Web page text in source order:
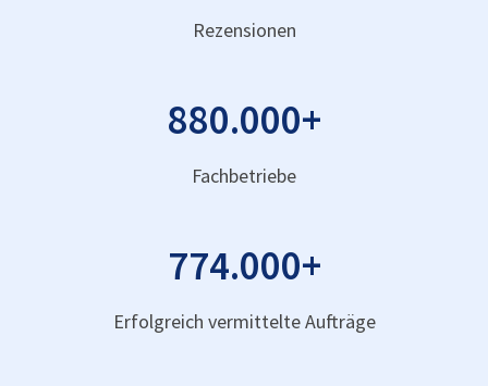
Rezensionen
880.000+
Fachbetriebe
774.000+
Erfolgreich vermittelte Aufträge